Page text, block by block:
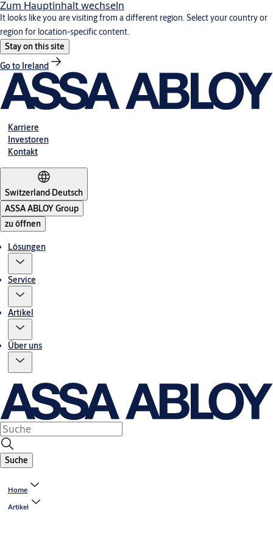
Zum Hauptinhalt wechseln
It looks like you are visiting from a different region. Select your country or
region for location-specific content.
Stay on this site
Go to Ireland
Karriere
Investoren
Kontakt
Switzerland·Deutsch
ASSA ABLOY Group
zu öffnen
Lösungen
Service
Artikel
Über uns
Suche
Home
Artikel